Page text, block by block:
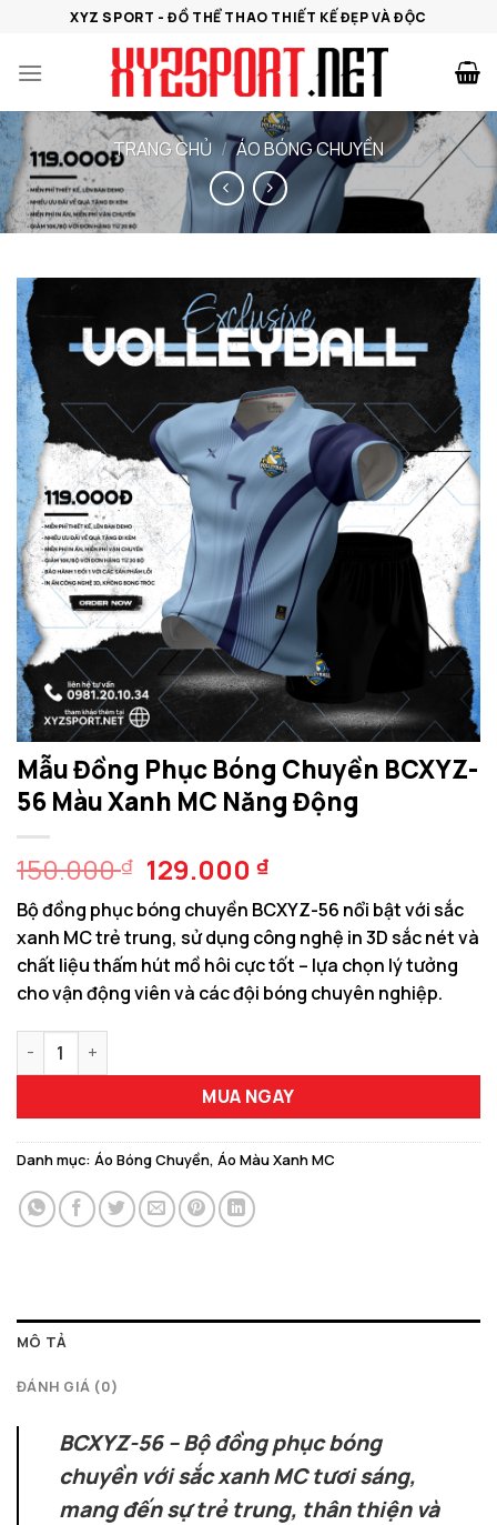
nội
XYZ SPORT - ĐỒ THỂ THAO THIẾT KẾ ĐẸP VÀ ĐỘC
TRANG CHỦ / ÁO BÓNG CHUYỀN
Mẫu Đồng Phục Bóng Chuyền BCXYZ-
56 Màu Xanh MC Năng Động
150.000₫ Giá
gốc
là:
150.000 ₫.
129.000₫Giá
hiện
tại
là:
129.000 ₫.
Bộ đồng phục bóng chuyền BCXYZ-56 nổi bật với sắc
xanh MC trẻ trung, sử dụng công nghệ in 3D sắc nét và
chất liệu thấm hút mồ hôi cực tốt – lựa chọn lý tưởng
cho vận động viên và các đội bóng chuyên nghiệp.
Mẫu Đồng Phục Bóng Chuyền BCXYZ-56 Màu Xanh MC Năng
MUA NGAY
Danh mục: Áo Bóng Chuyền, Áo Màu Xanh MC
MÔ TẢ
ĐÁNH GIÁ (0)
BCXYZ-56 – Bộ đồng phục bóng
chuyền với sắc xanh MC tươi sáng,
mang đến sự trẻ trung, thân thiện và